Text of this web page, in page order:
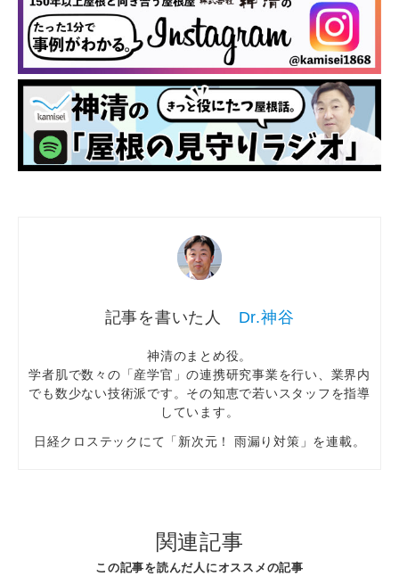
Dr.神谷
神清のまとめ役。
学者肌で数々の「産学官」の連携研究事業を行い、業界内
でも数少ない技術派です。その知恵で若いスタッフを指導
しています。
日経クロステックにて「新次元！ 雨漏り対策」を連載。
関連記事
この記事を読んだ人にオススメの記事